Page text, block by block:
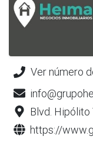
Ver número
Blvd. Hipólito
https://